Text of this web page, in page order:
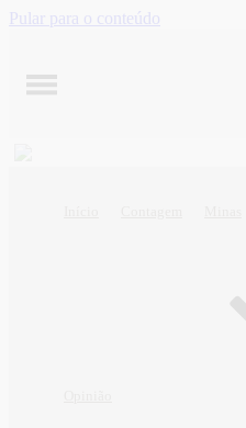
Pular para o conteúdo